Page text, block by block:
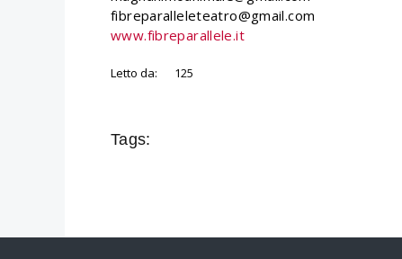
fibreparalleleteatro@gmail.com
www.fibreparallele.it
Letto da: 125
Tags: